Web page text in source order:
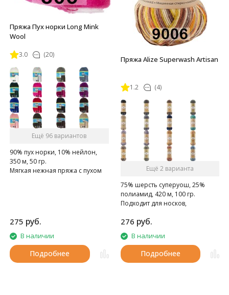
Пряжа Пух норки Long Mink
Wool
3.0 (20)
Ещё 96 вариантов
90% пух норки, 10% нейлон,
350 м, 50 гр.
Мягкая нежная пряжа с пухом
275 руб.
В наличии
Подробнее
Пряжа Alize Superwash Artisan
1.2 (4)
Ещё 2 варианта
75% шерсть суперуош, 25%
полиамид, 420 м, 100 гр.
Подходит для носков,
шапок и т.д.
276 руб.
В наличии
Подробнее